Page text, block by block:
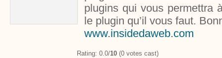
plugins qui vous permettra
le plugin qu’il vous faut.
www.insidedaweb.com
Rating: 0.0/10 (0 votes cast)